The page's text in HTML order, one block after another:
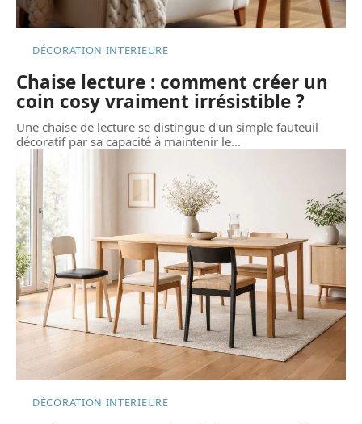
DÉCORATION INTERIEURE
Chaise lecture : comment créer un
coin cosy vraiment irrésistible ?
Une chaise de lecture se distingue d'un simple fauteuil
décoratif par sa capacité à maintenir le…
DÉCORATION INTERIEURE